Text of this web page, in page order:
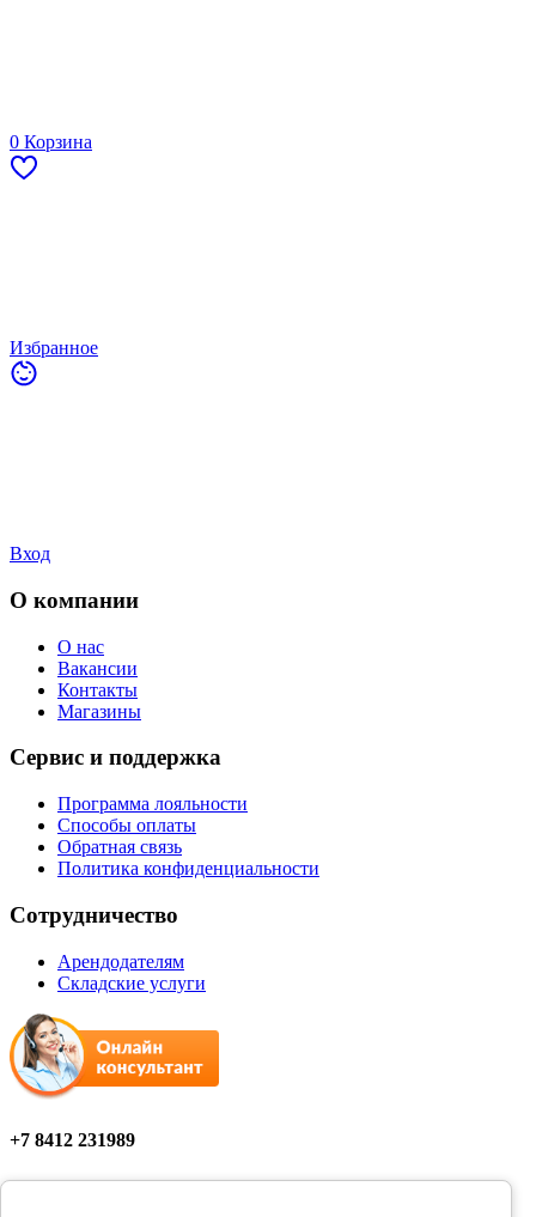
0 Корзина
Избранное
Вход
О компании
О нас
Вакансии
Контакты
Магазины
Сервис и поддержка
Программа лояльности
Способы оплаты
Обратная связь
Политика конфиденциальности
Сотрудничество
Арендодателям
Складские услуги
+7 8412 231989
Мы в соцсетях